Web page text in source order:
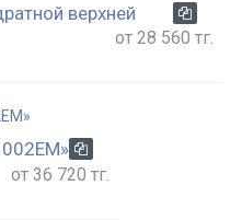
верхней
от 28 560 тг.
от 36 720 тг.